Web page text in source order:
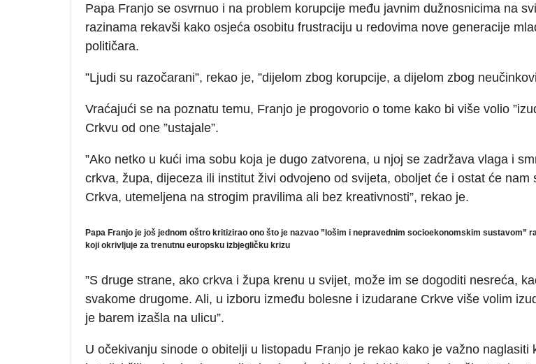
Papa Franjo se osvrnuo i na problem korupcije među javnim dužnosnicima na
razinama rekavši kako osjeća osobitu frustraciju u redovima nove generacije
političara.
”Ljudi su razočarani”, rekao je, ”dijelom zbog korupcije, a dijelom zbog
Vraćajući se na poznatu temu, Franjo je progovorio o tome kako bi više volio
Crkvu od one ”ustajale”.
”Ako netko u kući ima sobu koja je dugo zatvorena, u njoj se zadržava vlaga i
crkva, župa, dijeceza ili institut živi odvojeno od svijeta, oboljet će i ostat će nam
Crkva, utemeljena na strogim pravilima ali bez kreativnosti”, rekao je.
Papa Franjo je još jednom oštro kritizirao ono što je nazvao ”lošim i nepravednim socioekonomskim sustavom”
koji okrivljuje za trenutnu europsku izbjegličku krizu
”S druge strane, ako crkva i župa krenu u svijet, može im se dogoditi nesreća,
svakome drugome. Ali, u izboru između bolesne i izudarane Crkve više volim
je barem izašla na ulicu”.
U očekivanju sinode o obitelji u listopadu Franjo je rekao kako je važno naglasiti